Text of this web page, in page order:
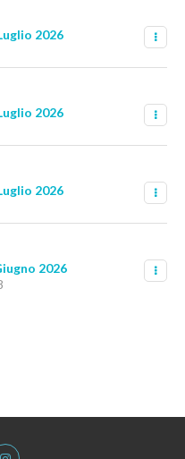
2026
2026
2026
2026